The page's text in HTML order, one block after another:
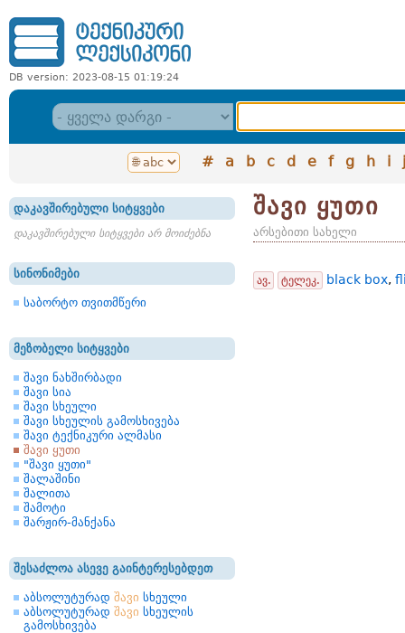
DB version: 2023-08-15 01:19:24
# a b c d e f g h i j
დაკავშირებული სიტყვები
დაკავშირებული სიტყვები არ მოიძებნა
სინონიმები
საბორტო თვითმწერი
მეზობელი სიტყვები
შავი ნახშირბადი
შავი სია
შავი სხეული
შავი სხეულის გამოსხივება
შავი ტექნიკური ალმასი
შავი ყუთი
"შავი ყუთი"
შალაშინი
შალითა
შამოტი
შარჟირ-მანქანა
შესაძლოა ასევე გაინტერესებდეთ
აბსოლუტურად შავი სხეული
აბსოლუტურად შავი სხეულის
გამოსხივება
შავი ყუთი
არსებითი სახელი
ავ. ტელეკ. black box,